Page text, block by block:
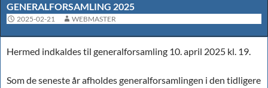
GENERALFORSAMLING 2025
2025-02-21 WEBMASTER
Hermed indkaldes til generalforsamling 10. april 2025 kl. 19.
Som de seneste år afholdes generalforsamlingen i den tidligere